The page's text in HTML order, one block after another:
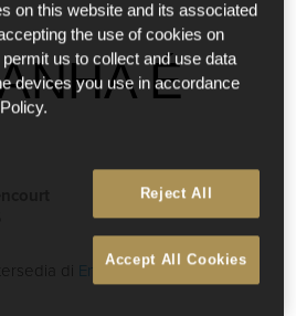
É
di EnglishdanPortuguês
on this website and its associated
the use of cookies on
us to collect and use data
devices you use in accordance
Reject All
Accept All Cookies